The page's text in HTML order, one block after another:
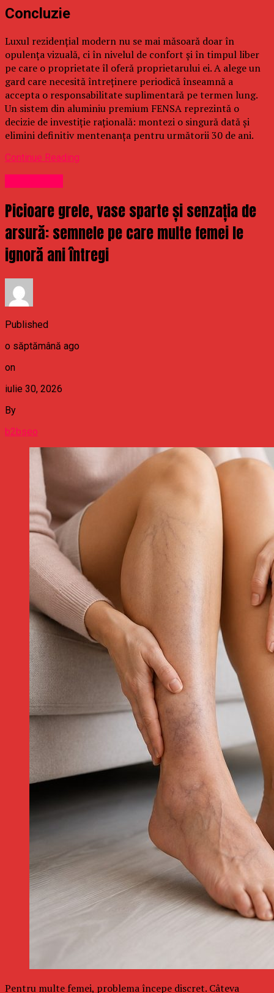
Concluzie
Luxul rezidențial modern nu se mai măsoară doar în
opulența vizuală, ci în nivelul de confort și în timpul liber
pe care o proprietate îl oferă proprietarului ei. A alege un
gard care necesită întreținere periodică înseamnă a
accepta o responsabilitate suplimentară pe termen lung.
Un sistem din aluminiu premium FENSA reprezintă o
decizie de investiție rațională: montezi o singură dată și
elimini definitiv mentenanța pentru următorii 30 de ani.
Continue Reading
Picioare grele, vase sparte și senzația de
arsură: semnele pe care multe femei le
ignoră ani întregi
Published
o săptămână ago
on
iulie 30, 2026
By
b2bseo
Pentru multe femei, problema începe discret. Câteva